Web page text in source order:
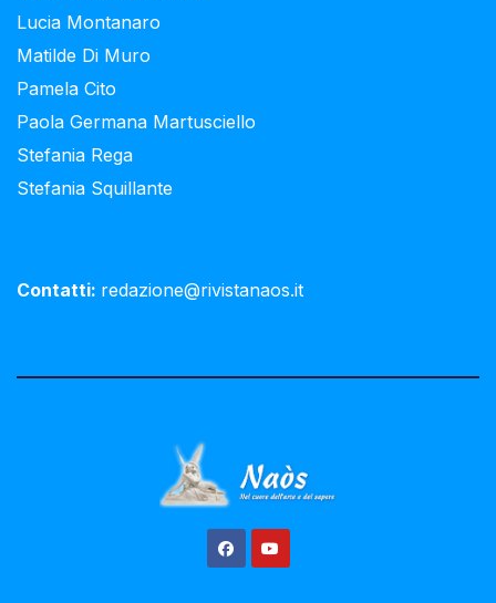
Lucia Montanaro
Matilde Di Muro
Pamela Cito
Paola Germana Martusciello
Stefania Rega
Stefania Squillante
Contatti: redazione@rivistanaos.it